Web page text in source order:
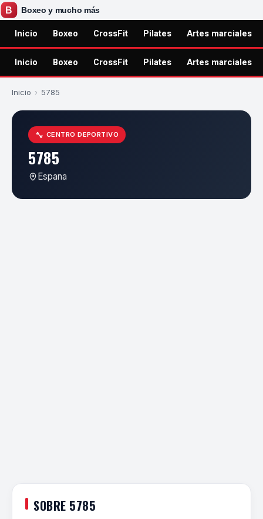
Inicio Boxeo CrossFit Pilates Artes marciales
Inicio Boxeo CrossFit Pilates Artes marciales
Inicio › 5785
CENTRO DEPORTIVO
5785
Espana
SOBRE 5785